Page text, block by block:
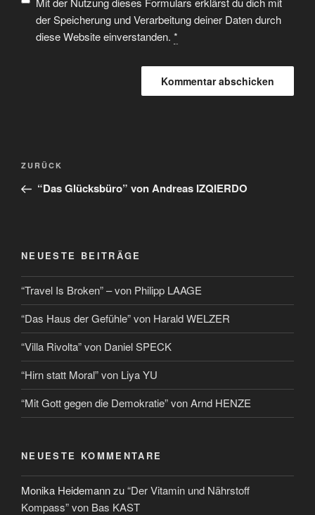
der Speicherung und Verarbeitung deiner Daten durch
diese Website einverstanden. *
ZURÜCK
“Das Glücksbüro” von Andreas IZQIERDO
NEUESTE BEITRÄGE
“Travel Is Broken” – von Philipp LAAGE
“Das Haus der Gefühle” von Harald WELZER
“Villa Rivolta” von Daniel SPECK
“Hirn statt Moral” von Liya YU
“Mit Gott gegen die Demokratie” von Arnd HENZE
NEUESTE KOMMENTARE
Monika Heidemannzu“Der Vitamin und Nährstoff
Kompass” von Bas KAST